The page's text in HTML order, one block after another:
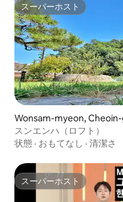
スーパーホスト
スーパーホスト
Wonsam-myeon, Cheoin-
ション
スンエンハ（ロフト）
状態 · おもてなし · 清潔さ
スーパーホスト
スーパーホスト